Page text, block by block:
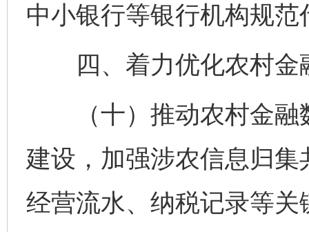
中小银行等银行机构规
四、着力优化农村金
（十）推动农村金融
建设，加强涉农信息归
经营流水、纳税记录等